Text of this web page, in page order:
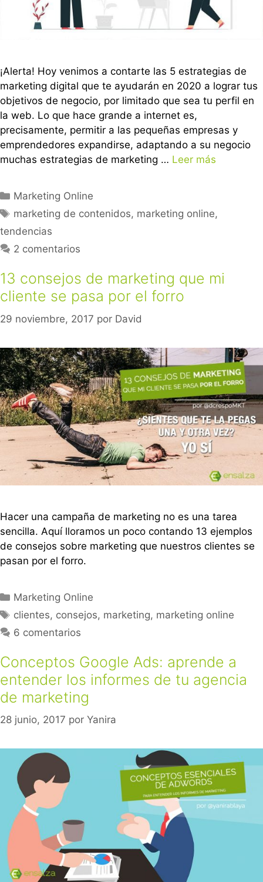
¡Alerta! Hoy venimos a contarte las 5 estrategias de
marketing digital que te ayudarán en 2020 a lograr tus
objetivos de negocio, por limitado que sea tu perfil en
la web. Lo que hace grande a internet es,
precisamente, permitir a las pequeñas empresas y
emprendedores expandirse, adaptando a su negocio
muchas estrategias de marketing … Leer más
Marketing Online
marketing de contenidos, marketing online,
tendencias
2 comentarios
13 consejos de marketing que mi
cliente se pasa por el forro
29 noviembre, 2017 por David
Hacer una campaña de marketing no es una tarea
sencilla. Aquí lloramos un poco contando 13 ejemplos
de consejos sobre marketing que nuestros clientes se
pasan por el forro.
Marketing Online
clientes, consejos, marketing, marketing online
6 comentarios
Conceptos Google Ads: aprende a
entender los informes de tu agencia
de marketing
28 junio, 2017 por Yanira